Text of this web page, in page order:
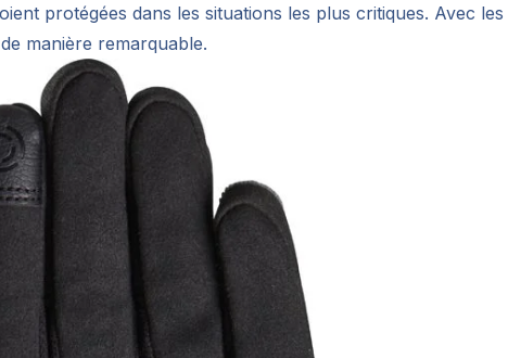
protégées dans les situations les plus critiques. Avec les
manière remarquable.